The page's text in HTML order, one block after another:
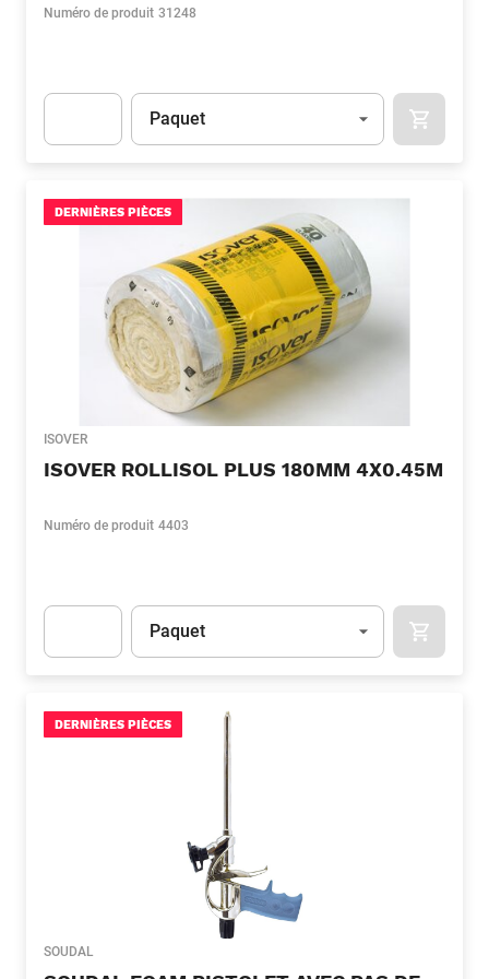
Numéro de produit 31248
Unité
Paquet
DERNIÈRES PIÈCES
ISOVER
ISOVER ROLLISOL PLUS 180MM 4X0.45M
Numéro de produit 4403
Unité
Paquet
DERNIÈRES PIÈCES
SOUDAL